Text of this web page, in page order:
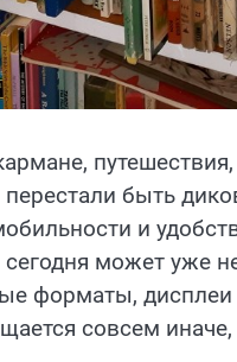
быть
и
может уже
форматы, дисплеи
совсем